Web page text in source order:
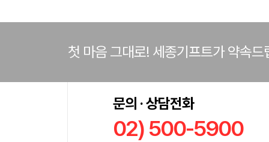
첫 마음 그대로! 세종기프트가 약속드
문의 · 상담전화
02) 500-5900